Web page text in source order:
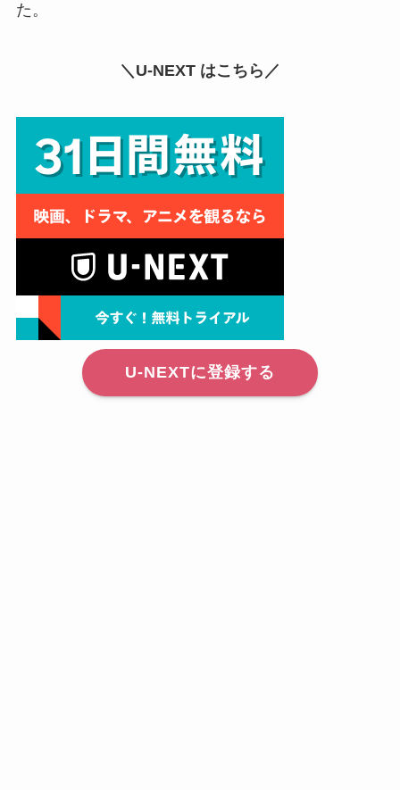
た。
＼U-NEXT はこちら／
U-NEXTに登録する